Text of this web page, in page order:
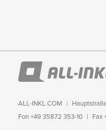
ALL-INKL.COM
Fon +49 35872 353-10
Fax